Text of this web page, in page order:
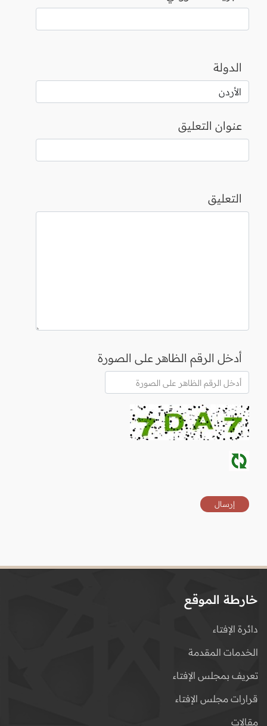
الدولة
عنوان التعليق
التعليق
أدخل الرقم الظاهر على الصورة
خارطة الموقع
دائرة الإفتاء
الخدمات المقدمة
تعريف بمجلس الإفتاء
قرارات مجلس الإفتاء
مقالات